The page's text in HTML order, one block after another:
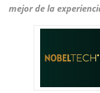
mejor de la